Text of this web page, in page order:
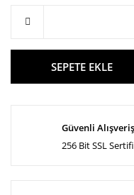
SEPETE EKLE
Güvenli Alışveriş
256 Bit SSL